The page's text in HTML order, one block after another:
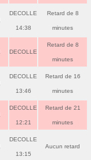
DECOLLE
14:38
Retard de 8
minutes
DECOLLE
Retard de 8
minutes
DECOLLE
13:46
Retard de 16
minutes
DECOLLE
12:21
Retard de 21
minutes
DECOLLE
13:15
Aucun retard